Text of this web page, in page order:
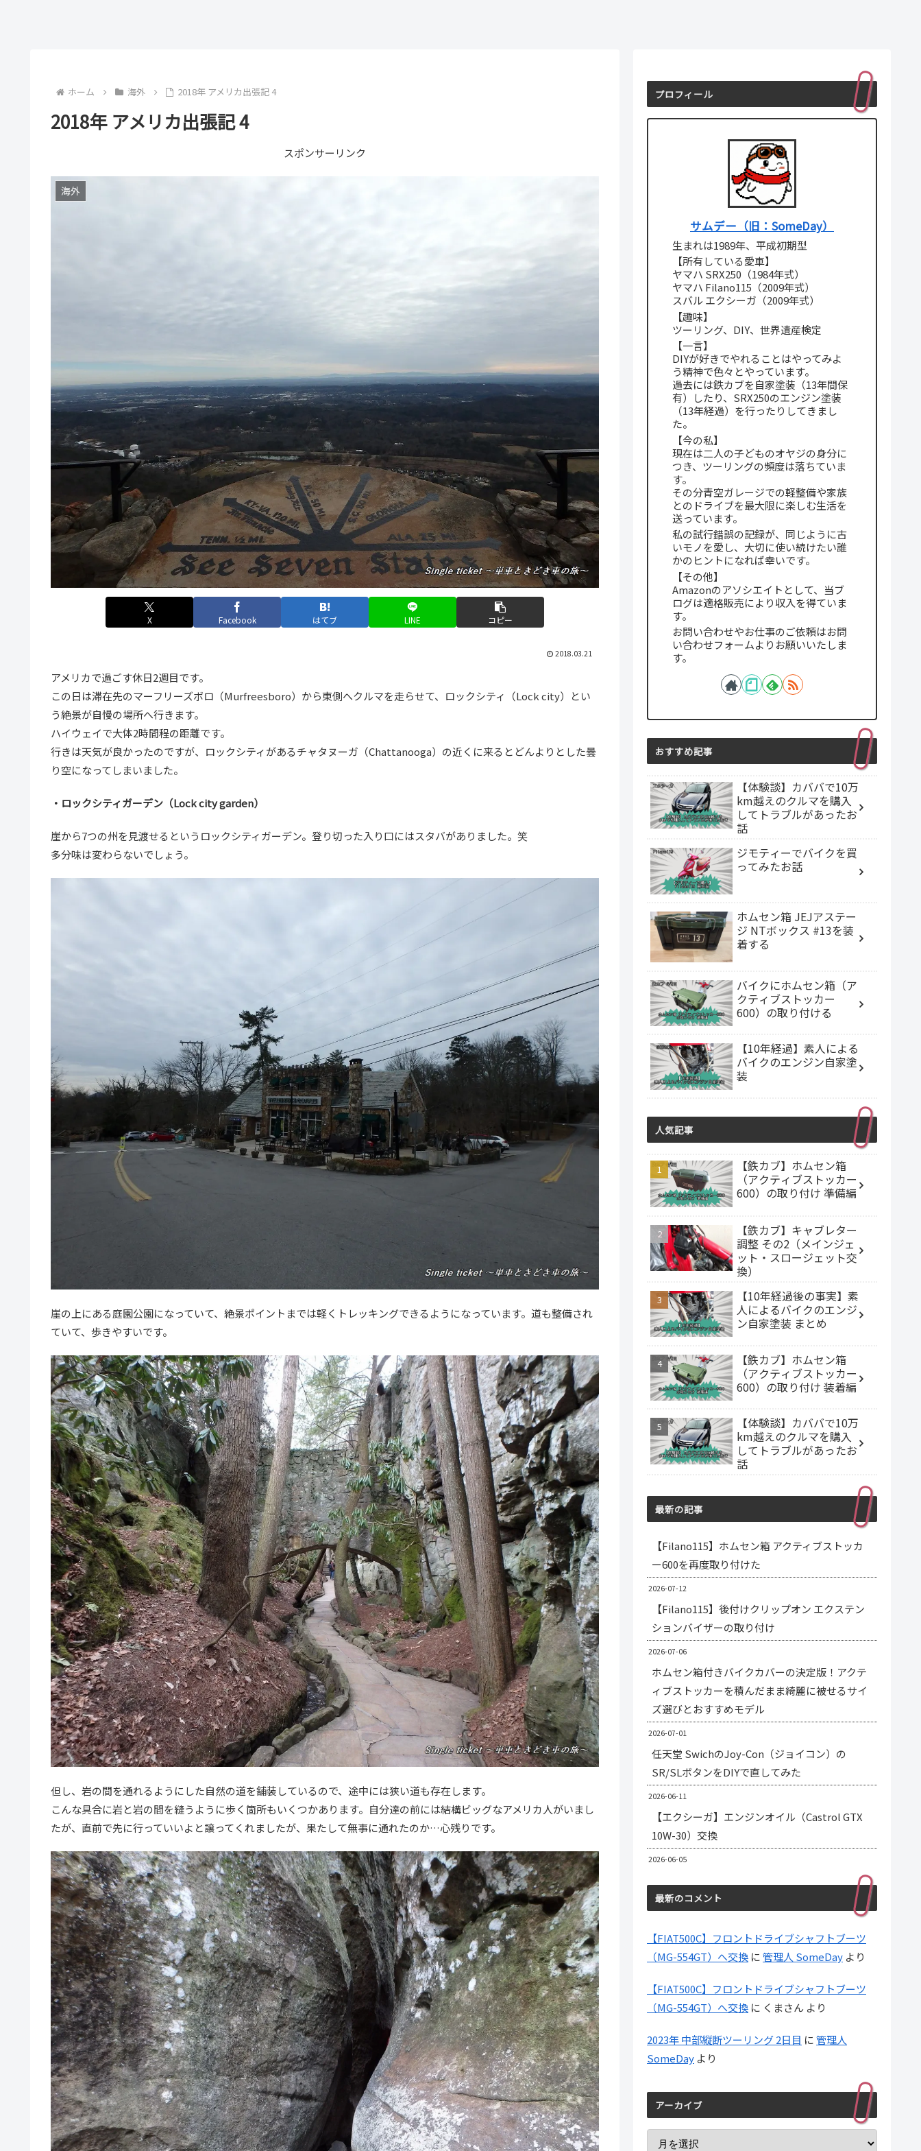
ホーム 海外 2018年 アメリカ出張記 4
2018年 アメリカ出張記 4
スポンサーリンク
海外
X Facebook はてブ LINE コピー
2018.03.21
アメリカで過ごす休日2週目です。
この日は滞在先のマーフリーズボロ（Murfreesboro）から東側へクルマを走らせて、ロックシティ（Lock city）とい
う絶景が自慢の場所へ行きます。
ハイウェイで大体2時間程の距離です。
行きは天気が良かったのですが、ロックシティがあるチャタヌーガ（Chattanooga）の近くに来るとどんよりとした曇
り空になってしまいました。
・ロックシティガーデン（Lock city garden）
崖から7つの州を見渡せるというロックシティガーデン。登り切った入り口にはスタバがありました。笑
多分味は変わらないでしょう。
崖の上にある庭園公園になっていて、絶景ポイントまでは軽くトレッキングできるようになっています。道も整備され
ていて、歩きやすいです。
但し、岩の間を通れるようにした自然の道を舗装しているので、途中には狭い道も存在します。
こんな具合に岩と岩の間を縫うように歩く箇所もいくつかあります。自分達の前には結構ビッグなアメリカ人がいまし
たが、直前で先に行っていいよと譲ってくれましたが、果たして無事に通れたのか…心残りです。
プロフィール
サムデー（旧：SomeDay）
生まれは1989年、平成初期型
【所有している愛車】
ヤマハ SRX250（1984年式）
ヤマハ Filano115（2009年式）
スバル エクシーガ（2009年式）
【趣味】
ツーリング、DIY、世界遺産検定
【一言】
DIYが好きでやれることはやってみよ
う精神で色々とやっています。
過去には鉄カブを自家塗装（13年間保
有）したり、SRX250のエンジン塗装
（13年経過）を行ったりしてきまし
た。
【今の私】
現在は二人の子どものオヤジの身分に
つき、ツーリングの頻度は落ちていま
す。
その分青空ガレージでの軽整備や家族
とのドライブを最大限に楽しむ生活を
送っています。
私の試行錯誤の記録が、同じように古
いモノを愛し、大切に使い続けたい誰
かのヒントになれば幸いです。
【その他】
Amazonのアソシエイトとして、当ブ
ログは適格販売により収入を得ていま
す。
お問い合わせやお仕事のご依頼はお問
い合わせフォームよりお願いいたしま
す。
おすすめ記事
【体験談】カババで10万
km越えのクルマを購入
してトラブルがあったお
話
ジモティーでバイクを買
ってみたお話
ホムセン箱 JEJアステー
ジ NTボックス #13を装
着する
バイクにホムセン箱（ア
クティブストッカー
600）の取り付ける
【10年経過】素人による
バイクのエンジン自家塗
装
人気記事
【鉄カブ】ホムセン箱
（アクティブストッカー
600）の取り付け 準備編
【鉄カブ】キャブレター
調整 その2（メインジェ
ット・スロージェット交
換）
【10年経過後の事実】素
人によるバイクのエンジ
ン自家塗装 まとめ
【鉄カブ】ホムセン箱
（アクティブストッカー
600）の取り付け 装着編
【体験談】カババで10万
km越えのクルマを購入
してトラブルがあったお
話
最新の記事
【Filano115】ホムセン箱 アクティブストッカ
ー600を再度取り付けた
2026-07-12
【Filano115】後付けクリップオン エクステン
ションバイザーの取り付け
2026-07-06
ホムセン箱付きバイクカバーの決定版！アクテ
ィブストッカーを積んだまま綺麗に被せるサイ
ズ選びとおすすめモデル
2026-07-01
任天堂 SwichのJoy-Con（ジョイコン）の
SR/SLボタンをDIYで直してみた
2026-06-11
【エクシーガ】エンジンオイル（Castrol GTX
10W-30）交換
2026-06-05
最新のコメント
【FIAT500C】フロントドライブシャフトブーツ
（MG-554GT）へ交換 に管理人 SomeDay より
【FIAT500C】フロントドライブシャフトブーツ
（MG-554GT）へ交換 に くまさん より
2023年 中部縦断ツーリング 2日目 に管理人
SomeDay より
アーカイブ